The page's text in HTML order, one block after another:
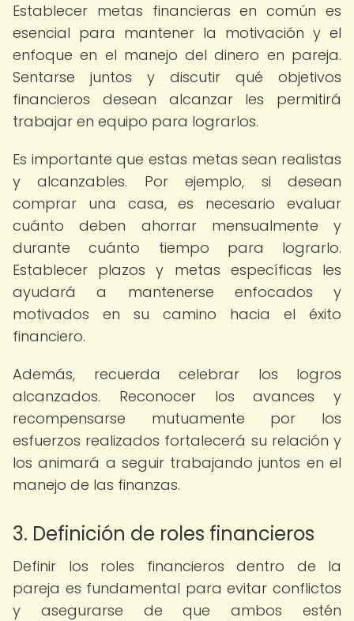
Establecer metas financieras en común es
esencial para mantener la motivación y el
enfoque en el manejo del dinero en pareja.
Sentarse juntos y discutir qué objetivos
financieros desean alcanzar les permitirá
trabajar en equipo para lograrlos.
Es importante que estas metas sean realistas
y alcanzables. Por ejemplo, si desean
comprar una casa, es necesario evaluar
cuánto deben ahorrar mensualmente y
durante cuánto tiempo para lograrlo.
Establecer plazos y metas específicas les
ayudará a mantenerse enfocados y
motivados en su camino hacia el éxito
financiero.
Además, recuerda celebrar los logros
alcanzados. Reconocer los avances y
recompensarse mutuamente por los
esfuerzos realizados fortalecerá su relación y
los animará a seguir trabajando juntos en el
manejo de las finanzas.
3. Definición de roles financieros
Definir los roles financieros dentro de la
pareja es fundamental para evitar conflictos
y asegurarse de que ambos estén